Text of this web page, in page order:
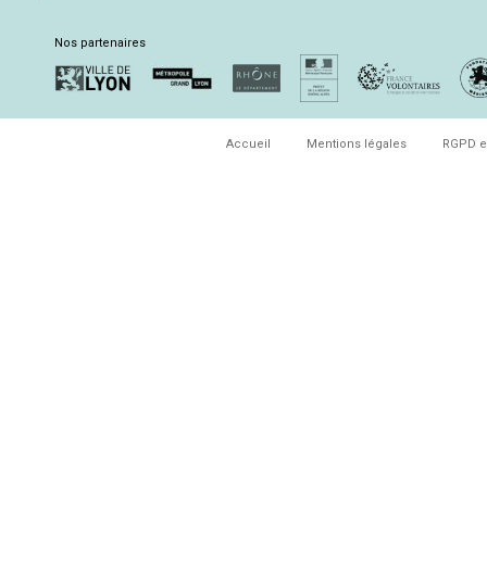
Nos partenaires
Accueil Mentions légales RGPD